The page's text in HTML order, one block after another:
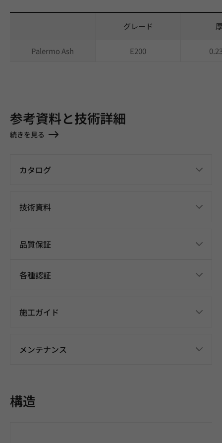
グレード
Palermo Ash E200
参考資料と技術詳細
続きを見る
カタログ
技術資料
品質保証
各種認証
施工ガイド
メンテナンス
構造